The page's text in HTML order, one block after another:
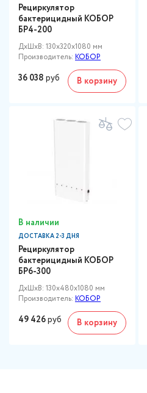
Рециркулятор
бактерицидный КОБОР
БР4-200
ДxШxВ: 130x320x1080 мм
Производитель: КОБОР
36 038 руб В корзину
В наличии
ДОСТАВКА 2-3 ДНЯ
Рециркулятор
бактерицидный КОБОР
БР6-300
ДxШxВ: 130x480x1080 мм
Производитель: КОБОР
49 426руб В корзину